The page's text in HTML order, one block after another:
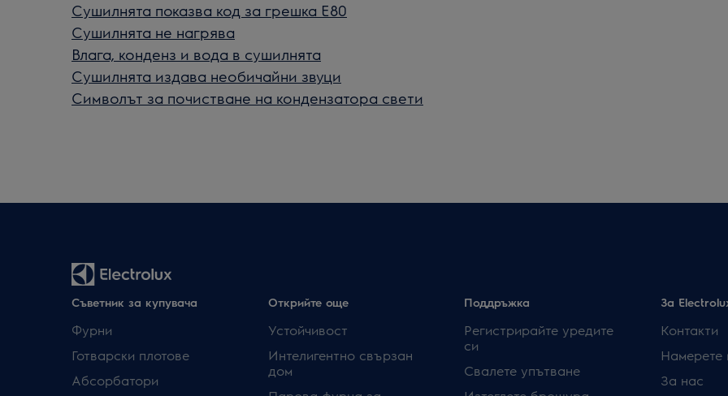
Сушилнята показва код за грешка Е80
Сушилнята не нагрява
Влага, конденз и вода в сушилнята
Сушилнята издава необичайни звуци
Символът за почистване на кондензатора свети
Съветник за купувача
Фурни
Готварски плотове
Абсорбатори
Открийте още
Устойчивост
Интелигентно свързан
дом
Поддръжка
Регистрирайте уредите
си
Свалете упътване
За
Контакти
Намерете
За нас